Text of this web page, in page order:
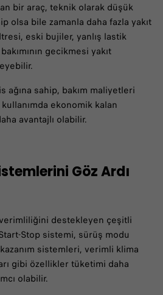
bir araç, teknik olarak düşük
olsa bile zamanla daha fazla yakıt
eski bujiler, yanlış lastik
gecikmesi yakıt
ağına sahip, bakım maliyetleri
ekonomik kalan
avantajlı olabilir.
Göz Ardı
destekleyen çeşitli
Stop sistemi, sürüş modu
sistemleri, verimli klima
gibi özellikler tüketimi daha
olabilir.